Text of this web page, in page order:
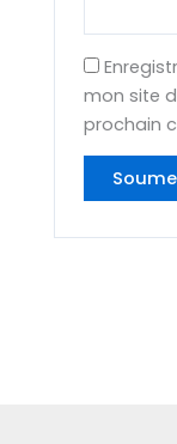
mon site
prochain